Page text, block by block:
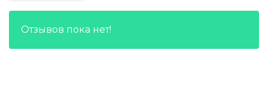
Отзывов пока нет!